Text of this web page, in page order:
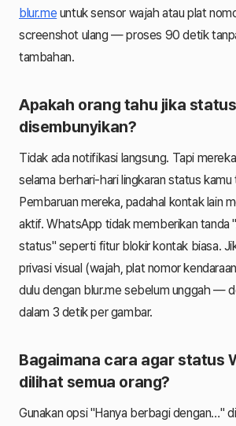
blur.me untuk sensor wajah atau plat
screenshot ulang — proses 90 detik
tambahan.
Apakah orang tahu jika
disembunyikan?
Tidak ada notifikasi langsung. Tapi
selama berhari-hari lingkaran status
Pembaruan mereka, padahal kontak lain
aktif. WhatsApp tidak memberikan tanda
status" seperti fitur blokir kontak biasa.
privasi visual (wajah, plat nomor
dulu dengan blur.me sebelum unggah —
dalam 3 detik per gambar.
Bagaimana cara agar status
dilihat semua orang?
Gunakan opsi "Hanya berbagi dengan…"